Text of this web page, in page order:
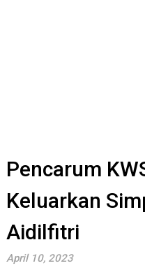
Pencarum
Keluarkan
Aidilfitri
April 10, 2023